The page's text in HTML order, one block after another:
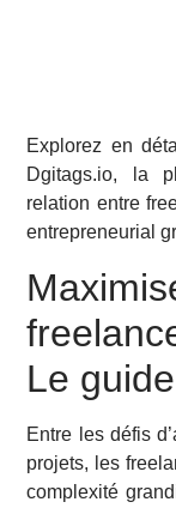
Explorez en
Dgitags.io, la
relation entre
entrepreneurial
Le
Entre les défis
projets, les
complexité